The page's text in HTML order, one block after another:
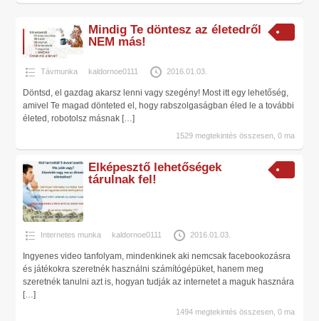
Mindig Te döntesz az életedről
NEM más!
Távmunka kaldornoe0111 2016.01.03.
Döntsd, el gazdag akarsz lenni vagy szegény! Most itt egy lehetőség,
amivel Te magad dönteted el, hogy rabszolgaságban éled le a további
életed, robotolsz másnak […]
1529 megtekintés összesen, 0 ma
Elképesztő lehetőségek
tárulnak fel!
Internetes munka kaldornoe0111 2016.01.03.
Ingyenes video tanfolyam, mindenkinek aki nemcsak facebookozásra
és játékokra szeretnék használni számítógépüket, hanem meg
szeretnék tanulni azt is, hogyan tudják az internetet a maguk hasznára
[…]
1494 megtekintés összesen, 0 ma